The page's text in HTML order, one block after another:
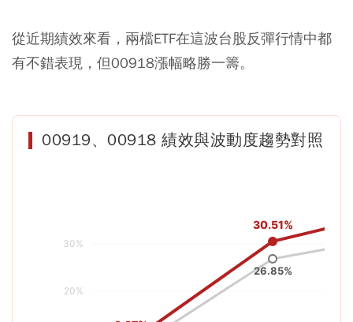
從近期績效來看，兩檔ETF在這波台股反彈行情中都
有不錯表現，但00918漲幅略勝一籌。
00919、00918 績效與波動度趨勢對照
20%
30%
26.85%
30.51%